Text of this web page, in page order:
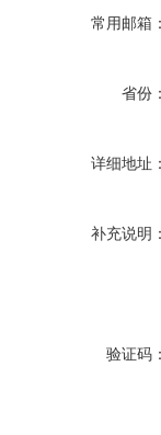
常用邮箱
省份
详细地址
补充说明
验证码